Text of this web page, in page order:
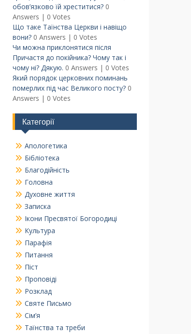
обов’язково їй хреститися? 0
Answers | 0 Votes
Що таке Таїнства Церкви і навіщо
вони? 0 Answers | 0 Votes
Чи можна приклонятися після
Причастя до покійника? Чому так і
чому ні? Дякую. 0 Answers | 0 Votes
Який порядок церковних поминань
померлих під час Великого посту? 0
Answers | 0 Votes
Категорії
Апологетика
Бібліотека
Благодійність
Головна
Духовне життя
Записка
Ікони Пресвятої Богородиці
Культура
Парафія
Питання
Піст
Проповіді
Розклад
Святе Письмо
Сім’я
Таїнства та треби